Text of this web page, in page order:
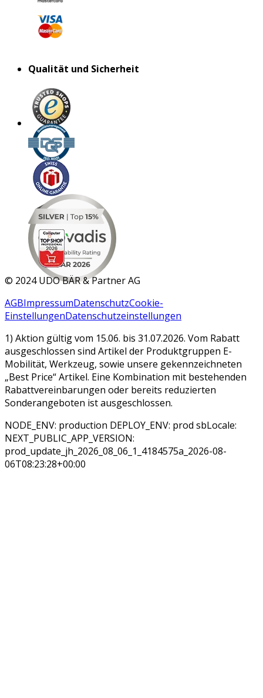
Qualität und Sicherheit
MAR 2026
© 2024 UDO BÄR & Partner AG
AGBImpressumDatenschutzCookie-
EinstellungenDatenschutzeinstellungen
1) Aktion gültig vom 15.06. bis 31.07.2026. Vom Rabatt
ausgeschlossen sind Artikel der Produktgruppen E-
Mobilität, Werkzeug, sowie unsere gekennzeichneten
„Best Price“ Artikel. Eine Kombination mit bestehenden
Rabattvereinbarungen oder bereits reduzierten
Sonderangeboten ist ausgeschlossen.
NODE_ENV: production DEPLOY_ENV: prod sbLocale:
NEXT_PUBLIC_APP_VERSION:
prod_update_jh_2026_08_06_1_4184575a_2026-08-
06T08:23:28+00:00